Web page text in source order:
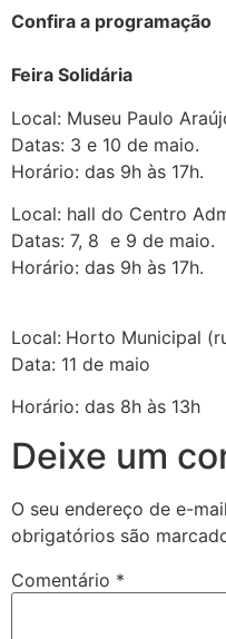
Confira a programação
Feira Solidária
Local: Museu Paulo
Datas: 3 e 10 de maio.
Horário: das 9h às 17h.
Local: hall do Centro
Datas: 7, 8 e 9 de maio.
Horário: das 9h às 17h.
Local: Horto Municipal
Data: 11 de maio
Horário: das 8h às 13h
Deixe um
O seu endereço de e-
obrigatórios são
Comentário *